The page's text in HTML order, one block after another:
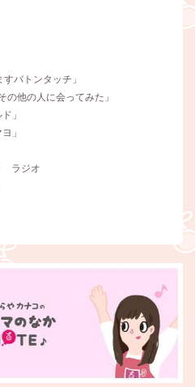
バトンタッチ」
の他の人に会ってみた」
」
」
ラジオ